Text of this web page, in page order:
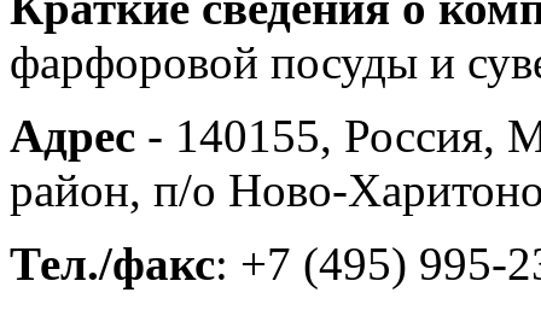
фарфоровой посуды и
Адрес - 140155, Россия,
район, п/о Ново-
Тел./факс: +7 (495) 995-